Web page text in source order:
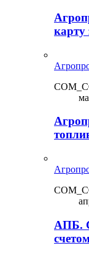
карту
АПБ.